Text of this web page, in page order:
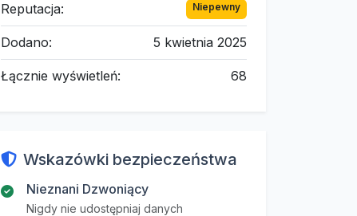
Reputacja: Niepewny
Dodano: 5 kwietnia 2025
Łącznie wyświetleń: 68
Wskazówki bezpieczeństwa
Nieznani Dzwoniący
Nigdy nie udostępniaj danych